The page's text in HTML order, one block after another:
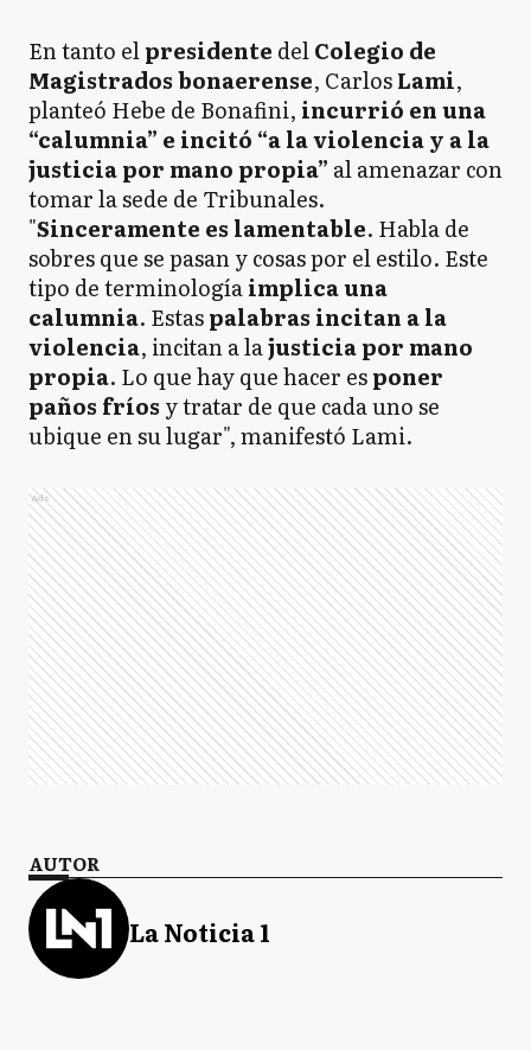
En tanto elpresidente delColegio de
Magistrados bonaerense, CarlosLami,
planteó Hebe de Bonafini, incurrió en una
“calumnia” e incitó “a la violencia y a la
justicia por mano propia” al amenazar con
tomar la sede de Tribunales.
"Sinceramente es lamentable. Habla de
sobres que se pasan y cosas por el estilo. Este
tipo de terminologíaimplica una
calumnia. Estaspalabras incitan a la
violencia, incitan a lajusticia por mano
propia. Lo que hay que hacer esponer
paños fríos y tratar de que cada uno se
ubique en su lugar", manifestó Lami.
Ads
AUTOR
La Noticia 1